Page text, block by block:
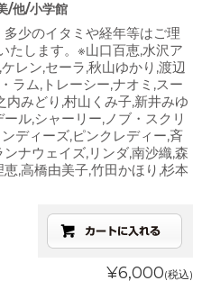
/他/小学館
少のイタミや経年等はご理
たします。※山口百恵,水沢ア
レン,セーラ,秋山ゆかり,渡辺
ラム,トレーシー,ナオミ,スー
内みどり,村山くみ子,新井みゆ
ル,シャーリー,ノブ・スクリ
ディーズ,ピンクレディー,斉
ナウェイズ,リンダ,南沙織,森
,高橋由美子,竹田かほり,杉本
¥6,000(税込)